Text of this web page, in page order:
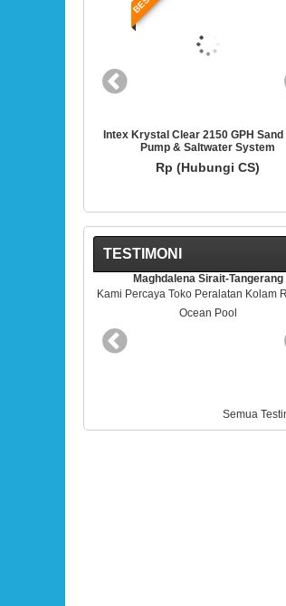
2150 GPH Sand Filter
Intex 28635EG Krystal
Pump For Above
Rp
TESTIMONI
Peralatan Kolam Renang
Rudy Kris-BSD
Pelayananya
Semua